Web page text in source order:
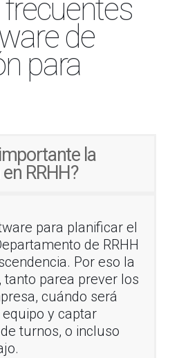
de
para
la
RRHH?
para planificar el
de RRHH
Por eso la
tanto parea prever los
cuándo será
y captar
turnos, o incluso